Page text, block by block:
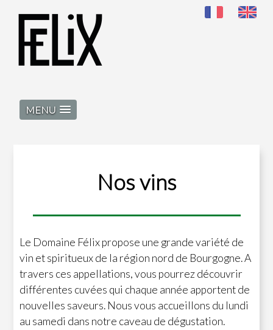
MENU
Nos vins
Le Domaine Félixpropose une grande variété de
vin et spiritueux de la région nord de Bourgogne. A
travers ces appellations, vous pourrez découvrir
différentes cuvées qui chaque année apportent de
nouvelles saveurs. Nous vous accueillons du lundi
au samedi dans notre caveau de dégustation.